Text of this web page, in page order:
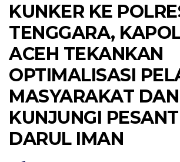
KUNKER KE
TENGGARA,
ACEH TEKANKAN
OPTIMALISASI
MASYARAKAT DAN
KUNJUNGI
DARUL IMAN